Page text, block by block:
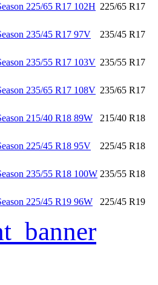
225/65 R17 102H 225/65 R17
235/45 R17 97V 235/45 R17
235/55 R17 103V 235/55 R17
235/65 R17 108V 235/65 R17
215/40 R18 89W 215/40 R18
225/45 R18 95V 225/45 R18
235/55 R18 100W 235/55 R18
225/45 R19 96W 225/45 R19